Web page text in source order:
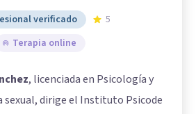
verificado
5
Terapia online
, licenciada en Psicología y
sexual, dirige el Instituto Psicode